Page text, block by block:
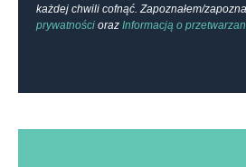
każdej chwili cofnąć. Zapoznałem/
prywatności oraz Informacją o